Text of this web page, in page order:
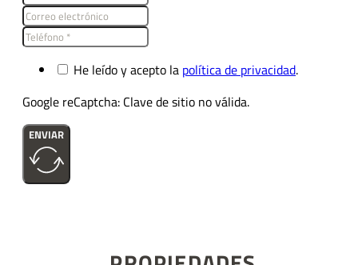
He leído y acepto la política de privacidad.
Google reCaptcha: Clave de sitio no válida.
ENVIAR